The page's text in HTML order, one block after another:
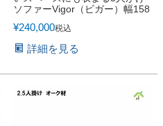
ソファーVigor（ビガー）幅158
¥240,000税込
詳細を見る